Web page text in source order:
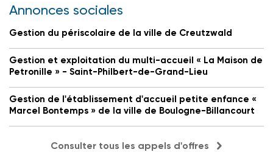
Annonces sociales
Gestion du périscolaire de la ville de Creutzwald
Gestion et exploitation du multi-accueil « La Maison de
Petronille » - Saint-Philbert-de-Grand-Lieu
Gestion de l'établissement d'accueil petite enfance «
Marcel Bontemps » de la ville de Boulogne-Billancourt
Consulter tous les appels d'offres